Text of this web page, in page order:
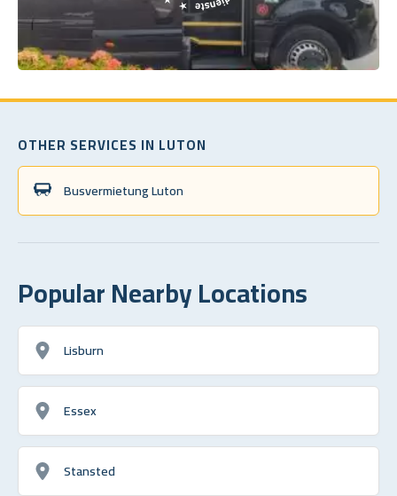
OTHER SERVICES IN LUTON
Busvermietung Luton
Popular Nearby Locations
Lisburn
Essex
Stansted